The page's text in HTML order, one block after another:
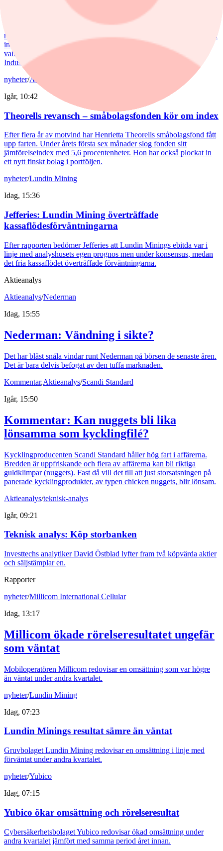
Fondvinnare med banktung portfölj
Tommi Saukkoriipi har styrt nästan halva SEB Swedish Value Fund
mot finanssektorn. Det har varit ett vinnande drag. Fonden har slagit
index tydligt både i år och på längre sikt. Samtidigt har förvaltaren
valt sida mellan börsens två stora maktbolag - Investor och
Industrivärden.
nyheter/Aktiefonder
Igår, 10:42
Theorells revansch – småbolagsfonden kör om index
Efter flera år av motvind har Henrietta Theorells småbolagsfond fått
upp farten. Under årets första sex månader slog fonden sitt
jämförelseindex med 5,6 procentenheter. Hon har också plockat in
ett nytt finskt bolag i portföljen.
nyheter/Lundin Mining
Idag, 15:36
Jefferies: Lundin Mining överträffade
kassaflödesförväntningarna
Efter rapporten bedömer Jefferies att Lundin Minings ebitda var i
linje med analyshusets egen prognos men under konsensus, medan
det fria kassaflödet överträffade förväntningarna.
Aktieanalys
Aktieanalys/Nederman
Idag, 15:55
Nederman: Vändning i sikte?
Det har blåst snåla vindar runt Nederman på börsen de senaste åren.
Det är bara delvis befogat av den tuffa marknaden.
Kommentar,Aktieanalys/Scandi Standard
Igår, 15:50
Kommentar: Kan nuggets bli lika
lönsamma som kycklingfilé?
Kycklingproducenten Scandi Standard håller hög fart i affärerna.
Bredden är uppfriskande och flera av affärerna kan bli riktiga
guldklimpar (nuggets). Fast då vill det till att just storsatsningen på
panerade kycklingprodukter, av typen chicken nuggets, blir lönsam.
Aktieanalys/teknisk-analys
Igår, 09:21
Teknisk analys: Köp storbanken
Investtechs analytiker David Östblad lyfter fram två köpvärda aktier
och säljstämplar en.
Rapporter
nyheter/Millicom International Cellular
Idag, 13:17
Millicom ökade rörelseresultatet ungefär
som väntat
Mobiloperatören Millicom redovisar en omsättning som var högre
än väntat under andra kvartalet.
nyheter/Lundin Mining
Idag, 07:23
Lundin Minings resultat sämre än väntat
Gruvbolaget Lundin Mining redovisar en omsättning i linje med
förväntat under andra kvartalet.
nyheter/Yubico
Idag, 07:15
Yubico ökar omsättning och rörelseresultat
Cybersäkerhetsbolaget Yubico redovisar ökad omsättning under
andra kvartalet jämfört med samma period året innan.